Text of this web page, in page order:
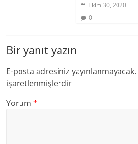
Ekim 30, 2020
0
Bir yanıt yazın
E-posta adresiniz yayınlanmayacak.
işaretlenmişlerdir
Yorum*